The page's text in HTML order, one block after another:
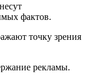
фактов.
точку зрения
рекламы.